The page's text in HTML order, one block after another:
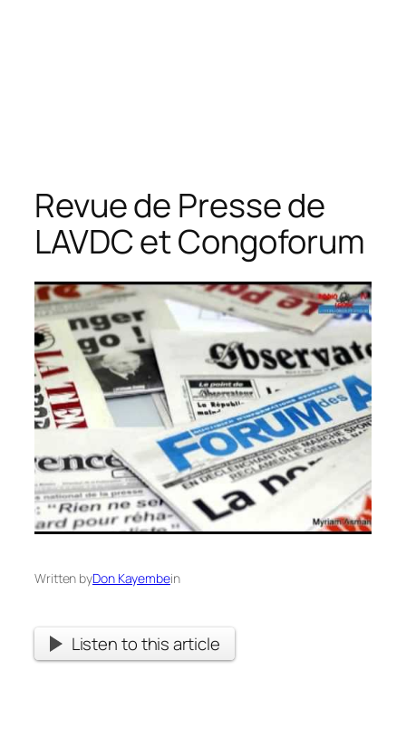
Revue de Presse de
LAVDC et Congoforum
Written byDon Kayembein
Listen to this article